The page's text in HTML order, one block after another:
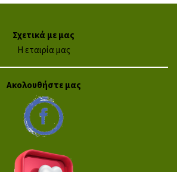
Σχετικά με μας
Η εταιρία μας
Ακολουθήστε μας